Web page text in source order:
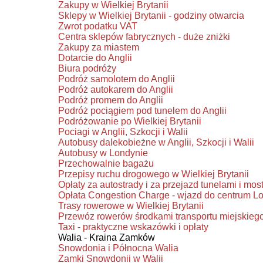
Zakupy w Wielkiej Brytanii
Sklepy w Wielkiej Brytanii - godziny otwarcia
Zwrot podatku VAT
Centra sklepów fabrycznych - duże zniżki
Zakupy za miastem
Dotarcie do Anglii
Biura podróży
Podróż samolotem do Anglii
Podróż autokarem do Anglii
Podróż promem do Anglii
Podróż pociągiem pod tunelem do Anglii
Podróżowanie po Wielkiej Brytanii
Pociagi w Anglii, Szkocji i Walii
Autobusy dalekobieżne w Anglii, Szkocji i Walii
Autobusy w Londynie
Przechowalnie bagażu
Przepisy ruchu drogowego w Wielkiej Brytanii
Opłaty za autostrady i za przejazd tunelami i
Opłata Congestion Charge - wjazd do centrum
Trasy rowerowe w Wielkiej Brytanii
Przewóz rowerów środkami transportu
Taxi - praktyczne wskazówki i opłaty
Walia - Kraina Zamków
Snowdonia i Północna Walia
Zamki Snowdonii w Walii